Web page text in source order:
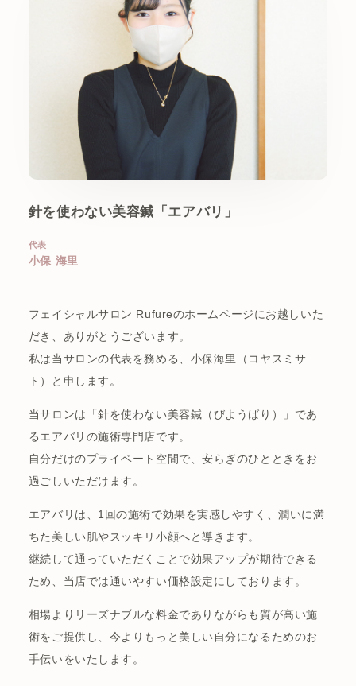
針を使わない美容鍼「エアバリ」
代表
小保 海里
フェイシャルサロン Rufureのホームページにお越しいた
だき、ありがとうございます。
私は当サロンの代表を務める、小保海里（コヤスミサ
ト）と申します。
当サロンは「針を使わない美容鍼（びようばり）」であ
るエアバリの施術専門店です。
自分だけのプライベート空間で、安らぎのひとときをお
過ごしいただけます。
エアバリは、1回の施術で効果を実感しやすく、潤いに満
ちた美しい肌やスッキリ小顔へと導きます。
継続して通っていただくことで効果アップが期待できる
ため、当店では通いやすい価格設定にしております。
相場よりリーズナブルな料金でありながらも質が高い施
術をご提供し、今よりもっと美しい自分になるためのお
手伝いをいたします。